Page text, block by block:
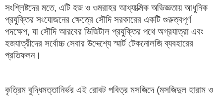
সংশ্লিষ্টদের মতে, এটি হজ ও ওমরাহর আধ্যাত্মিক অভিজ্ঞতায় আধুনিক
প্রযুক্তির সংযোজনের ক্ষেত্রে সৌদি সরকারের একটি গুরুত্বপূর্ণ
পদক্ষেপ, যা সৌদি আরবের ডিজিটাল প্রযুক্তির পথে অগ্রযাত্রা এবং
হজযাত্রীদের সর্বোচ্চ সেবার উদ্দেশ্যে স্মার্ট টেকনোলজি ব্যবহারের
প্রতিফলন।
কৃত্রিম বুদ্ধিমত্তানির্ভর এই রোবট পবিত্র মসজিদে (মসজিদুল হারাম ও